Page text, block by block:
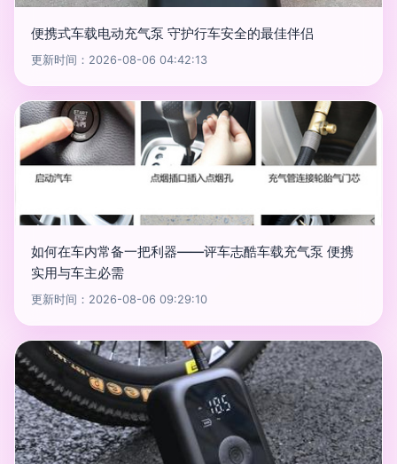
便携式车载电动充气泵 守护行车安全的最佳伴侣
更新时间：2026-08-06 04:42:13
如何在车内常备一把利器——评车志酷车载充气泵 便携
实用与车主必需
更新时间：2026-08-06 09:29:10